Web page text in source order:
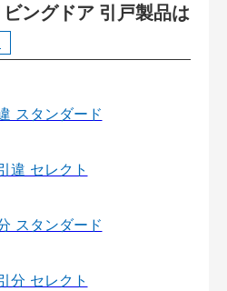
ングドア 引戸製品は
スタンダード
違 セレクト
スタンダード
分 セレクト